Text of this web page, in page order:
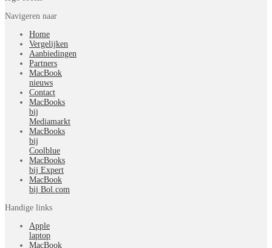
Navigeren naar
Home
Vergelijken
Aanbiedingen
Partners
MacBook
nieuws
Contact
MacBooks
bij
Mediamarkt
MacBooks
bij
Coolblue
MacBooks
bij Expert
MacBook
bij Bol.com
Handige links
Apple
laptop
MacBook